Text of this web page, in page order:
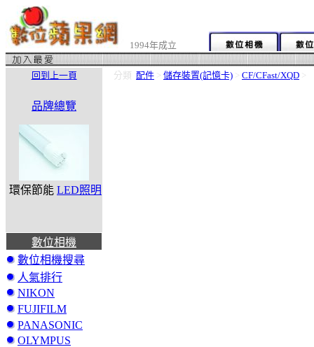
1994年成立
回到上一頁 分類 配件 儲存裝置(記憶卡) CF/CFast/XQD
品牌總覽
環保節能 LED照明
數位相機
數位相機搜尋
人氣排行
NIKON
FUJIFILM
PANASONIC
OLYMPUS